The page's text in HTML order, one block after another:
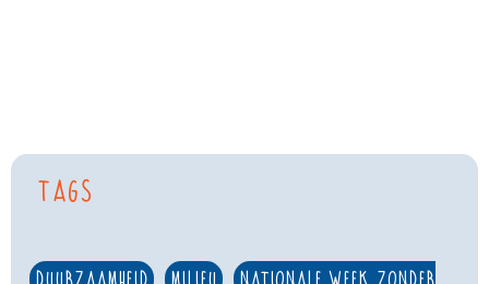
Tags
duurzaamheid , milieu , Nationale Week Zonder